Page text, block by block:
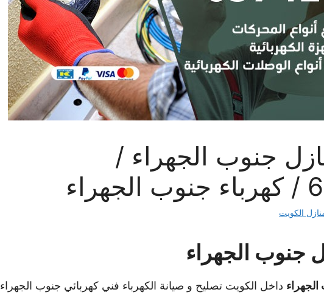
جنوب الجهراء /
الكويت
جنوب الجهراء
داخل الكويت تصليح و صيانة الكهرباء فني كهربائي جنوب الجهراء